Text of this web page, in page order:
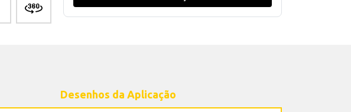
Desenhos da Aplicação